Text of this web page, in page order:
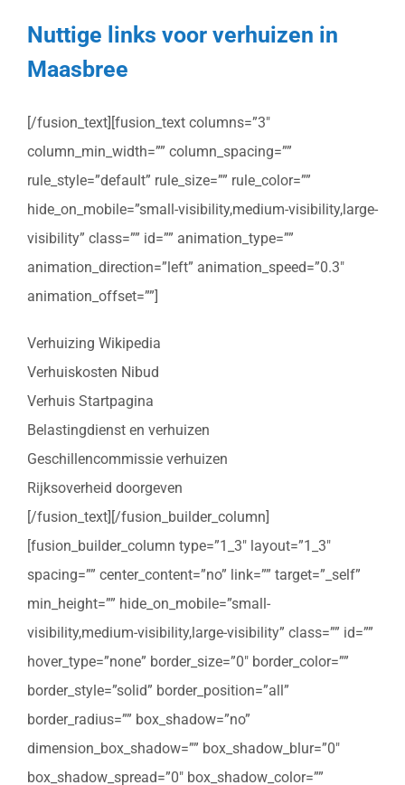
Nuttige links voor verhuizen in
Maasbree
[/fusion_text][fusion_text columns=”3″
column_min_width=”” column_spacing=””
rule_style=”default” rule_size=”” rule_color=””
hide_on_mobile=”small-visibility,medium-visibility,large-
visibility” class=”” id=”” animation_type=””
animation_direction=”left” animation_speed=”0.3″
animation_offset=””]
Verhuizing Wikipedia
Verhuiskosten Nibud
Verhuis Startpagina
Belastingdienst en verhuizen
Geschillencommissie verhuizen
Rijksoverheid doorgeven
[/fusion_text][/fusion_builder_column]
[fusion_builder_column type=”1_3″ layout=”1_3″
spacing=”” center_content=”no” link=”” target=”_self”
min_height=”” hide_on_mobile=”small-
visibility,medium-visibility,large-visibility” class=”” id=””
hover_type=”none” border_size=”0″ border_color=””
border_style=”solid” border_position=”all”
border_radius=”” box_shadow=”no”
dimension_box_shadow=”” box_shadow_blur=”0″
box_shadow_spread=”0″ box_shadow_color=””